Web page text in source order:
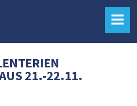
MENU
21.-22.11.